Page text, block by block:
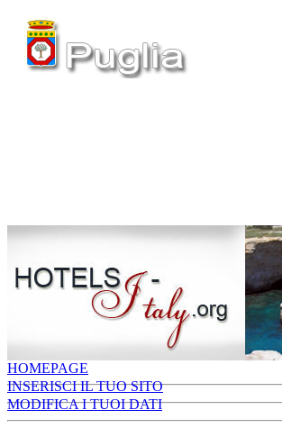
HOMEPAGE
INSERISCI IL TUO SITO
MODIFICA I TUOI DATI